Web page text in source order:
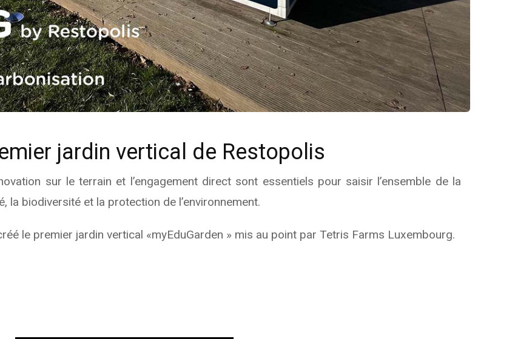
jardin vertical de Restopolis
sur le terrain et l’engagement direct sont essentiels pour saisir l’ensemble de la
la biodiversité et la protection de l’environnement.
le premier jardin vertical «myEduGarden » mis au point par Tetris Farms Luxembourg.